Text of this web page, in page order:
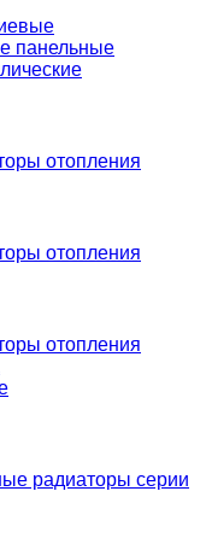
панельные
отопления
отопления
отопления
радиаторы серии